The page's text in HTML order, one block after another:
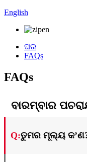
English
ଘର
FAQs
FAQs
ବାରମ୍ବାର
Q:ତୁମର ମୂଲ୍ୟ